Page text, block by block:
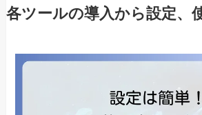
各ツールの導入から設定、